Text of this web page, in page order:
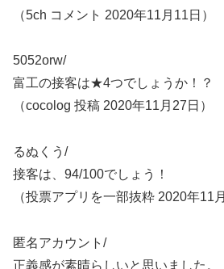
（5ch コメント 2020年11月11日）
5052orw/
富工の接客は★4つでしょうか！？
（cocolog 投稿 2020年11月27日）
るぬくう/
接客は、94/100でしょう！
（投票アプリを一部抜粋 2020年11
匿名アカウント/
正義感が素晴らしいと思いました。